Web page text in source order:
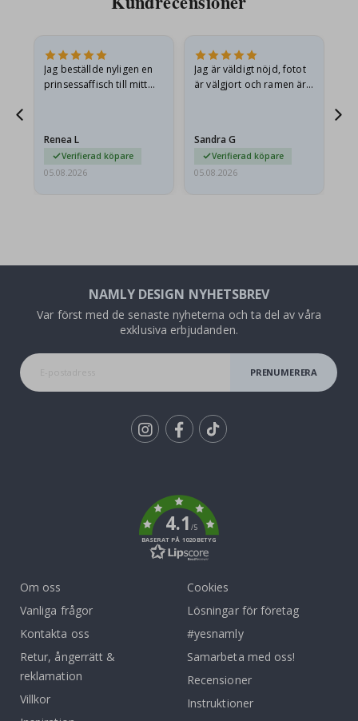
Jag beställde nyligen en
prinsessaffisch till mitt
Renea L
Verifierad köpare
05.08.2026
Jag är väldigt nöjd, fotot
är välgjort och ramen är
Sandra G
Verifierad köpare
05.08.2026
NAMLY DESIGN NYHETSBREV
Var först med de senaste nyheterna och ta del av våra
exklusiva erbjudanden.
PRENUMERERA
4.1/5
BASERAT PÅ 1020 BETYG
Om oss
Vanliga frågor
Kontakta oss
Retur, ångerrätt &
reklamation
Villkor
Cookies
Lösningar för företag
#yesnamly
Samarbeta med oss!
Recensioner
Instruktioner